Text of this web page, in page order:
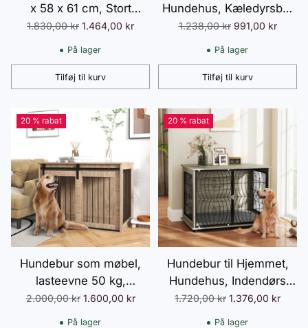
x 58 x 61 cm, Stort
Hundebur, Hundebur
med Skydedør, Grå
Normalpris
1.830,00 kr 1.464,00 kr
På lager
Tilføj til kurv
Antal
Hundehus, Kæledyrsbur
til Mellemstore Hunde,
Hundebur med Døre,
Sort, 80 x 50 x 56,5 cm
Normalpris
1.238,00 kr 991,00 kr
På lager
Tilføj til kurv
Antal
20 % rabat
Hundebur som møbel,
lasteevne 50 kg,
hundebur til store hunde,
hundebur med skydedør,
Normalpris
2.000,00 kr 1.600,00 kr
På lager
20 % rabat
Hundebur til Hjemmet,
Hundehus, Indendørs
Kæledyrsbur med Hynde,
Hundehus med Vindue,
Normalpris
1.720,00 kr 1.376,00 kr
På lager